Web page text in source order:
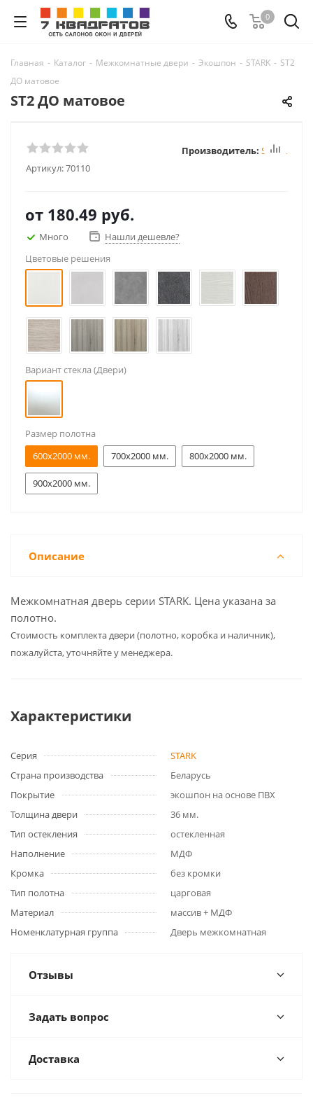
0
Главная - Каталог - Межкомнатные двери - Экошпон - STARK - ST2
ДО матовое
ST2 ДО матовое
Артикул:70110
Производитель: STARK
от 180.49 руб.
Много
Нашли дешевле?
Цветовые решения
Вариант стекла (Двери)
Размер полотна
600x2000 мм.
700x2000 мм. 800x2000 мм.
900x2000 мм.
Описание
Межкомнатная дверь серии STARK. Цена указана за
полотно.
Cтоимость комплекта двери (полотно, коробка и наличник),
пожалуйста, уточняйте у менеджера.
Характеристики
Серия
STARK
Страна производства
Беларусь
Покрытие
экошпон на основе ПВХ
Толщина двери
36 мм.
Тип остекления
остекленная
Наполнение
МДФ
Кромка
без кромки
Тип полотна
царговая
Материал
массив + МДФ
Номенклатурная группа
Дверь межкомнатная
Отзывы
Задать вопрос
Доставка